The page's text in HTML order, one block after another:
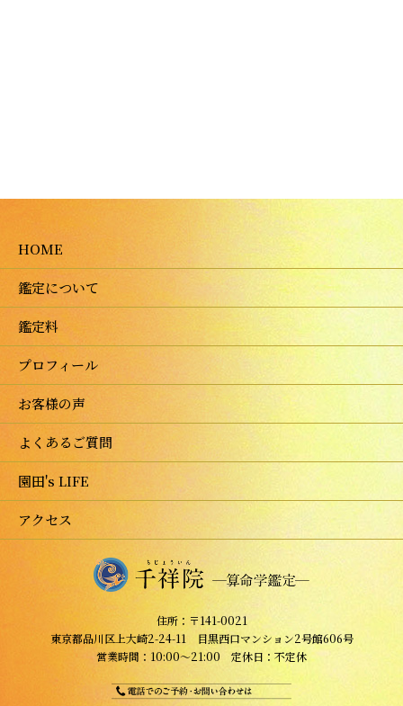
HOME
鑑定について
鑑定料
プロフィール
お客様の声
よくあるご質問
園田's LIFE
アクセス
住所：〒141-0021
東京都品川区上大崎2-24-11 目黒西口マンション2号館606号
営業時間：10:00～21:00 定休日：不定休